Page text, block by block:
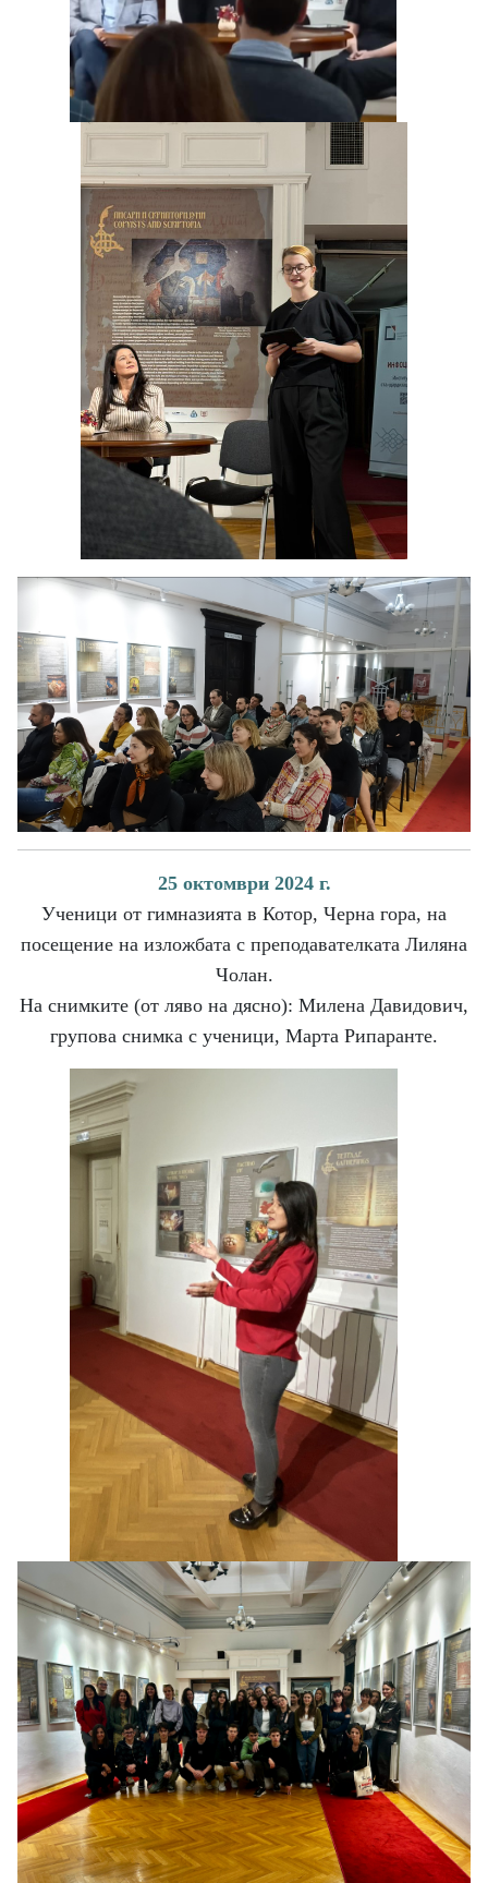
25 октомври 2024 г.
Ученици от гимназията в Котор, Черна гора, на
посещение на изложбата с преподавателката Лиляна
Чолан.
На снимките (от ляво на дясно): Милена Давидович,
групова снимка с ученици, Марта Рипаранте.